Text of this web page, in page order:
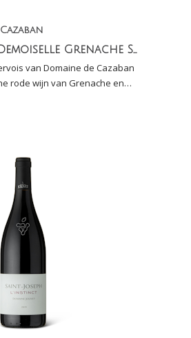
Minervois Demoiselle Grenache Syrah (natuurwijn)
van Domaine de Cazaban
rode wijn van Grenache en
klimaat zorgt voor een volle,